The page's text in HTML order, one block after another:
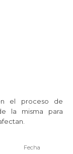
el proceso de
la misma para
Fecha